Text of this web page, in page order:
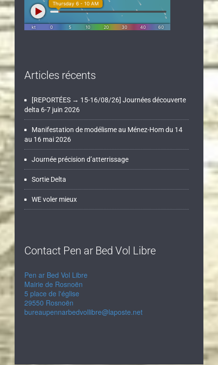
Articles récents
[REPORTÉES → 15-16/08/26] Journées découverte
delta 6-7 juin 2026
Manifestation de modélisme au Ménez-Hom du 14
au 16 mai 2026
Journée précision d’atterrissage
Sortie Delta
WE voler mieux
Contact Pen ar Bed Vol Libre
Pen ar Bed Vol Libre
Mairie de Rosnoën
5 place de l'église
29550 Rosnoën
bureaupennarbedvollibre@laposte.net